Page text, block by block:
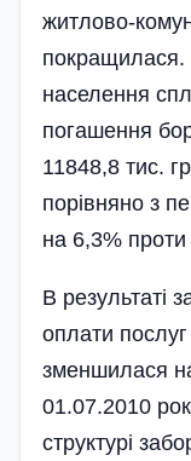
житлово-
покращилася.
населення
погашення
11848,8 тис.
порівняно з
на 6,3%
В результаті
оплати
зменшилася
01.07.2010
структурі